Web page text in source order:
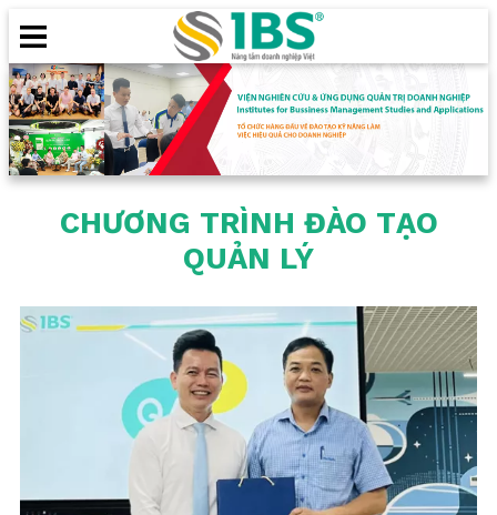
CHƯƠNG TRÌNH ĐÀO TẠO
QUẢN LÝ